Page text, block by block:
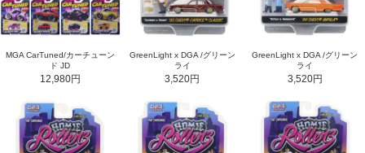
MGA CarTuned/カーチューン
ド JD
12,980円
GreenLight x DGA /グリーン
ライ
3,520円
GreenLight x DGA /グリーン
ライ
3,520円